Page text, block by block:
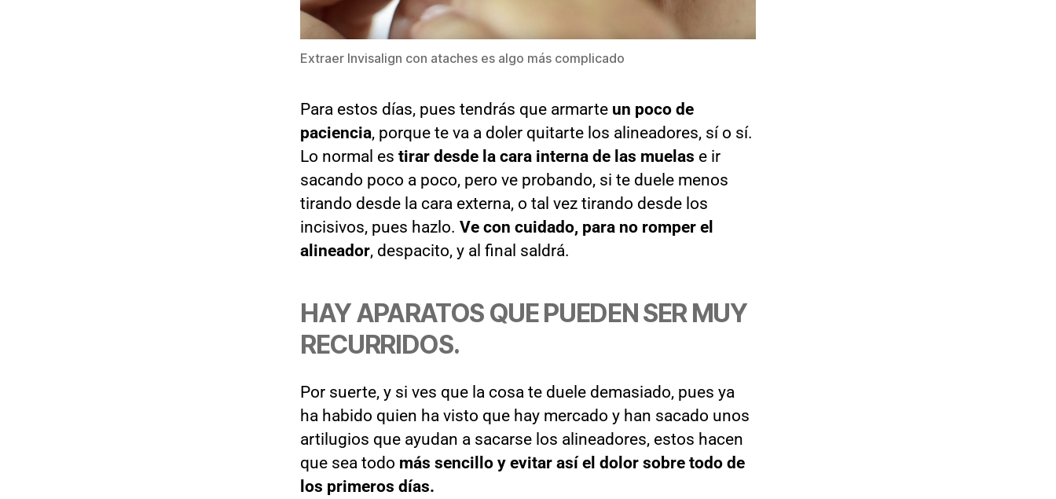
Extraer Invisalign con ataches es algo más complicado
Para estos días, pues tendrás que armarte un poco de
paciencia, porque te va a doler quitarte los alineadores, sí o sí.
Lo normal es tirar desde la cara interna de las muelas e ir
sacando poco a poco, pero ve probando, si te duele menos
tirando desde la cara externa, o tal vez tirando desde los
incisivos, pues hazlo. Ve con cuidado, para no romper el
alineador, despacito, y al final saldrá.
HAY APARATOS QUE PUEDEN SER MUY
RECURRIDOS.
Por suerte, y si ves que la cosa te duele demasiado, pues ya
ha habido quien ha visto que hay mercado y han sacado unos
artilugios que ayudan a sacarse los alineadores, estos hacen
que sea todo más sencillo y evitar así el dolor sobre todo de
los primeros días.